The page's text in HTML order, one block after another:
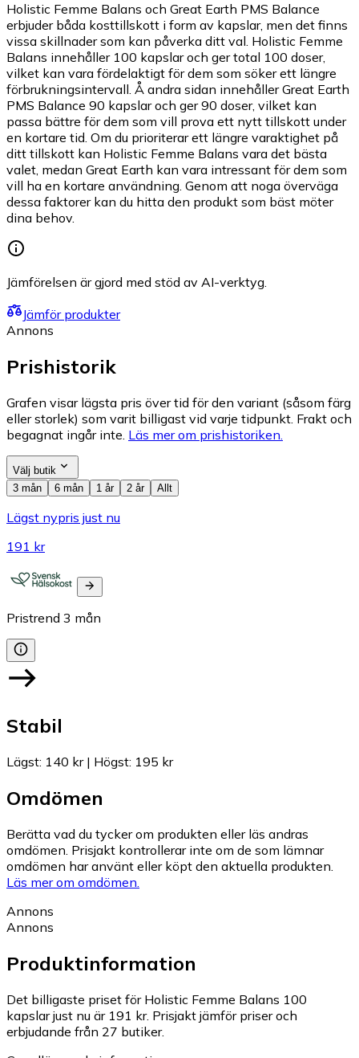
Holistic Femme Balans och Great Earth PMS Balance
erbjuder båda kosttillskott i form av kapslar, men det finns
vissa skillnader som kan påverka ditt val. Holistic Femme
Balans innehåller 100 kapslar och ger total 100 doser,
vilket kan vara fördelaktigt för dem som söker ett längre
förbrukningsintervall. Å andra sidan innehåller Great Earth
PMS Balance 90 kapslar och ger 90 doser, vilket kan
passa bättre för dem som vill prova ett nytt tillskott under
en kortare tid. Om du prioriterar ett längre varaktighet på
ditt tillskott kan Holistic Femme Balans vara det bästa
valet, medan Great Earth kan vara intressant för dem som
vill ha en kortare användning. Genom att noga överväga
dessa faktorer kan du hitta den produkt som bäst möter
dina behov.
Jämförelsen är gjord med stöd av AI-verktyg.
Jämför produkter
Annons
Prishistorik
Grafen visar lägsta pris över tid för den variant (såsom färg
eller storlek) som varit billigast vid varje tidpunkt. Frakt och
begagnat ingår inte. Läs mer om prishistoriken.
Välj butik
3 mån
6 mån 1 år 2 år Allt
Lägst nypris just nu
191 kr
Pristrend 3 mån
Stabil
Lägst: 140 kr| Högst: 195 kr
Omdömen
Berätta vad du tycker om produkten eller läs andras
omdömen. Prisjakt kontrollerar inte om de som lämnar
omdömen har använt eller köpt den aktuella produkten.
Läs mer om omdömen.
Annons
Annons
Produktinformation
Det billigaste priset för Holistic Femme Balans 100
kapslar just nu är 191 kr. Prisjakt jämför priser och
erbjudande från 27 butiker.